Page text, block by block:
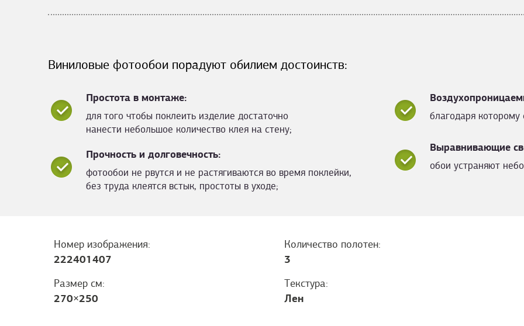
Виниловые фотообои порадуют обилием достоинств:
Простота в монтаже:
для того чтобы поклеить изделие достаточно
нанести небольшое количество клея на стену;
благодаря
Выравнивающие
обои устраняют
Прочность и долговечность:
фотообои не рвутся и не растягиваются во время поклейки,
без труда клеятся встык, простоты в уходе;
Номер изображения:
222401407
Количество полотен:
3
Размер см:
270×250
Текстура:
Лен